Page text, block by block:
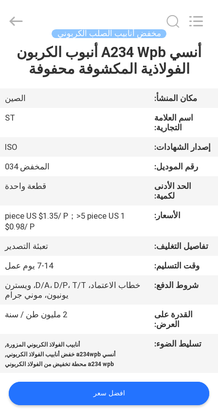
منزل
أشرطة
عرض
الواقع
الافتراضي
بنا
جولة
المعمل
ضبط
اتصل
بنا
Developed
مخفض أنابيب الصلب الكربوني
أنسي A234 Wpb أنبوب الكربون
الفولاذية المكشوفة محفوفة
مكان المنشأ:
الصين
اسم العلامة
التجارية:
ST
إصدار الشهادات:
ISO
رقم الموديل:
المخفض 034
الحد الأدنى
لكمية:
قطعة واحدة
الأسعار:
1 piece US $1.35/ P；>5 piece US
$0.98/ P
تفاصيل التغليف:
تعبئة التصدير
وقت التسليم:
7-14 يوم عمل
شروط الدفع:
خطاب الاعتماد، D/A، D/P، T/T، ويسترن
يونيون، موني جرام
القدرة على
العرض:
2 مليون طن / سنة
تسليط الضوء: أنابيب الفولاذ الكربوني المزورة,
أنسي a234wpb خفض أنابيب الفولاذ الكربوني ,
a234 wpb محطة تخفيض من الفولاذ الكربوني
افضل سعر